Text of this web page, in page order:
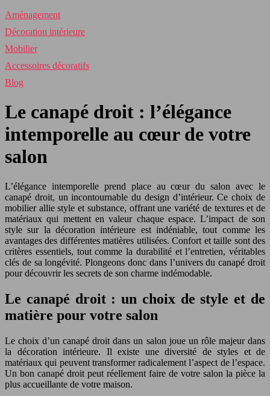
Aménagement
Décoration intérieure
Mobilier
Accessoires décoratifs
Blog
Le canapé droit : l’élégance
intemporelle au cœur de votre
salon
L’élégance intemporelle prend place au cœur du salon avec le
canapé droit, un incontournable du design d’intérieur. Ce choix de
mobilier allie style et substance, offrant une variété de textures et de
matériaux qui mettent en valeur chaque espace. L’impact de son
style sur la décoration intérieure est indéniable, tout comme les
avantages des différentes matières utilisées. Confort et taille sont des
critères essentiels, tout comme la durabilité et l’entretien, véritables
clés de sa longévité. Plongeons donc dans l’univers du canapé droit
pour découvrir les secrets de son charme indémodable.
Le canapé droit : un choix de style et de
matière pour votre salon
Le choix d’un canapé droit dans un salon joue un rôle majeur dans
la décoration intérieure. Il existe une diversité de styles et de
matériaux qui peuvent transformer radicalement l’aspect de l’espace.
Un bon canapé droit peut réellement faire de votre salon la pièce la
plus accueillante de votre maison.